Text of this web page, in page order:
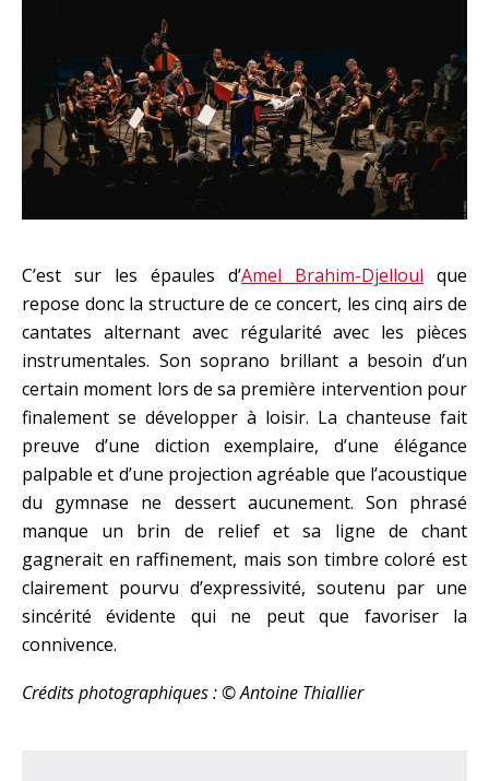
C’est sur les épaules d’Amel Brahim-Djelloul que
repose donc la structure de ce concert, les cinq airs de
cantates alternant avec régularité avec les pièces
instrumentales. Son soprano brillant a besoin d’un
certain moment lors de sa première intervention pour
finalement se développer à loisir. La chanteuse fait
preuve d’une diction exemplaire, d’une élégance
palpable et d’une projection agréable que l’acoustique
du gymnase ne dessert aucunement. Son phrasé
manque un brin de relief et sa ligne de chant
gagnerait en raffinement, mais son timbre coloré est
clairement pourvu d’expressivité, soutenu par une
sincérité évidente qui ne peut que favoriser la
connivence.
Crédits photographiques :©Antoine Thiallier